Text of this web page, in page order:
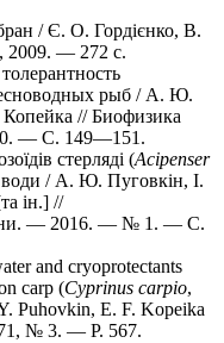
/ Є. О. Гордієнко, В.
2009. — 272 с.
рыб / А. Ю.
// Биофизика
— С. 149—151.
стерляді (Acipenser
/ А. Ю. Пуговкін, І.
ін.] //
— 2016. — № 1. — С.
and cryoprotectants
carp (Cyprinus carpio,
Puhovkin, E. F. Kopeika
№ 3. — P. 567.